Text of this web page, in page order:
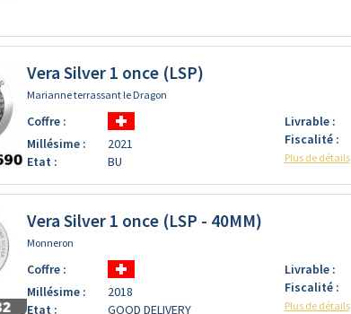
Vera Silver 1 once (LSP)
Marianne terrassant le Dragon
Coffre :
Millésime :
2021
Etat :
BU
Livrable :
Fiscalité :
Plus de détails
Vera Silver 1 once (LSP - 40MM)
Monneron
Coffre :
Millésime :
2018
Etat :
GOOD DELIVERY
Livrable :
Fiscalité :
Plus de détails